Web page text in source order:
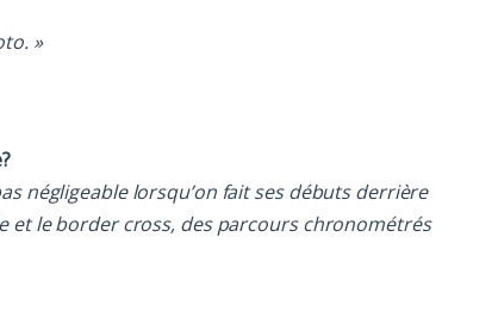
»
négligeable lorsqu’on fait ses débuts derrière
et le border cross, des parcours chronométrés